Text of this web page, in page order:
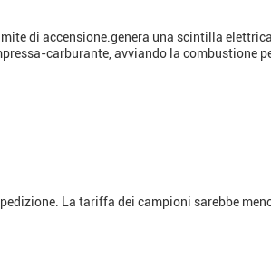
di accensione.genera una scintilla
carburante, avviando la combustione
La tariffa dei campioni sarebbe